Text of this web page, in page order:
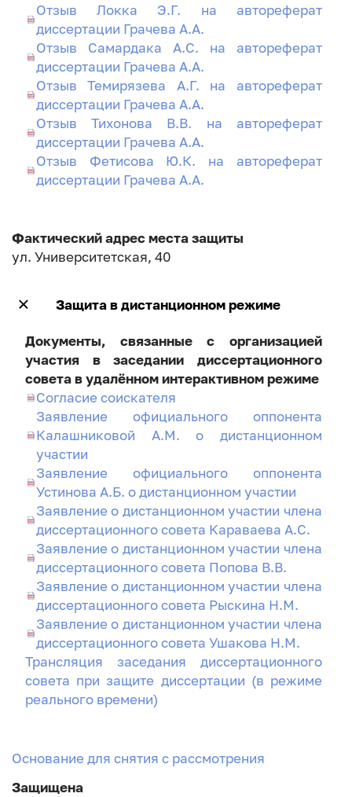
Отзыв Локка Э.Г. на автореферат
диссертации Грачева А.А.
Отзыв Самардака А.С. на автореферат
диссертации Грачева А.А.
Отзыв Темирязева А.Г. на автореферат
диссертации Грачева А.А.
Отзыв Тихонова В.В. на автореферат
диссертации Грачева А.А.
Отзыв Фетисова Ю.К. на автореферат
диссертации Грачева А.А.
Фактический адрес места защиты
ул. Университетская, 40
Защита в дистанционном режиме
Документы, связанные с организацией
участия в заседании диссертационного
совета в удалённом интерактивном режиме
Согласие соискателя
Заявление официального оппонента
Калашниковой А.М. о дистанционном
участии
Заявление официального оппонента
Устинова А.Б. о дистанционном участии
Заявление о дистанционном участии члена
диссертационного совета Караваева А.С.
Заявление о дистанционном участии члена
диссертационного совета Попова В.В.
Заявление о дистанционном участии члена
диссертационного совета Рыскина Н.М.
Заявление о дистанционном участии члена
диссертационного совета Ушакова Н.М.
Трансляция заседания диссертационного
совета при защите диссертации (в режиме
реального времени)
Основание для снятия с рассмотрения
Защищена